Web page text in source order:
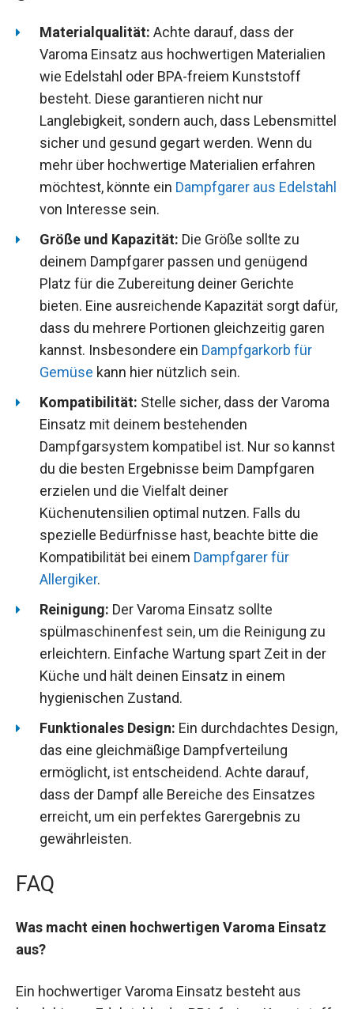
Materialqualität: Achte darauf, dass der
Varoma Einsatz aus hochwertigen Materialien
wie Edelstahl oder BPA-freiem Kunststoff
besteht. Diese garantieren nicht nur
Langlebigkeit, sondern auch, dass Lebensmittel
sicher und gesund gegart werden. Wenn du
mehr über hochwertige Materialien erfahren
möchtest, könnte ein Dampfgarer aus Edelstahl
von Interesse sein.
Größe und Kapazität: Die Größe sollte zu
deinem Dampfgarer passen und genügend
Platz für die Zubereitung deiner Gerichte
bieten. Eine ausreichende Kapazität sorgt dafür,
dass du mehrere Portionen gleichzeitig garen
kannst. Insbesondere ein Dampfgarkorb für
Gemüse kann hier nützlich sein.
Kompatibilität: Stelle sicher, dass der Varoma
Einsatz mit deinem bestehenden
Dampfgarsystem kompatibel ist. Nur so kannst
du die besten Ergebnisse beim Dampfgaren
erzielen und die Vielfalt deiner
Küchenutensilien optimal nutzen. Falls du
spezielle Bedürfnisse hast, beachte bitte die
Kompatibilität bei einem Dampfgarer für
Allergiker.
Reinigung: Der Varoma Einsatz sollte
spülmaschinenfest sein, um die Reinigung zu
erleichtern. Einfache Wartung spart Zeit in der
Küche und hält deinen Einsatz in einem
hygienischen Zustand.
Funktionales Design: Ein durchdachtes Design,
das eine gleichmäßige Dampfverteilung
ermöglicht, ist entscheidend. Achte darauf,
dass der Dampf alle Bereiche des Einsatzes
erreicht, um ein perfektes Garergebnis zu
gewährleisten.
FAQ
Was macht einen hochwertigen Varoma Einsatz
aus?
Ein hochwertiger Varoma Einsatz besteht aus